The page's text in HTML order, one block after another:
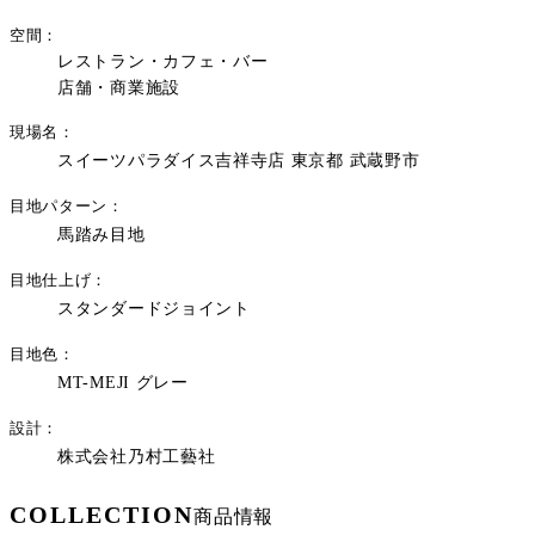
空間
レストラン・カフェ・バー
店舗・商業施設
現場名
スイーツパラダイス吉祥寺店 東京都 武蔵野市
目地パターン
馬踏み目地
目地仕上げ
スタンダードジョイント
目地色
MT-MEJI グレー
設計
株式会社乃村工藝社
COLLECTION商品情報